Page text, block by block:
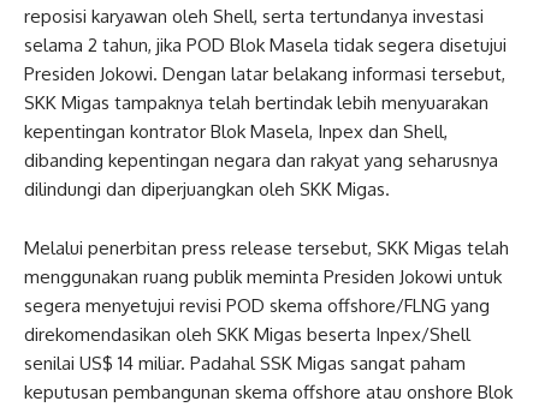
reposisi karyawan oleh Shell, serta tertundanya investasi
selama 2 tahun, jika POD Blok Masela tidak segera disetujui
Presiden Jokowi. Dengan latar belakang informasi tersebut,
SKK Migas tampaknya telah bertindak lebih menyuarakan
kepentingan kontrator Blok Masela, Inpex dan Shell,
dibanding kepentingan negara dan rakyat yang seharusnya
dilindungi dan diperjuangkan oleh SKK Migas.
Melalui penerbitan press release tersebut, SKK Migas telah
menggunakan ruang publik meminta Presiden Jokowi untuk
segera menyetujui revisi POD skema offshore/FLNG yang
direkomendasikan oleh SKK Migas beserta Inpex/Shell
senilai US$ 14 miliar. Padahal SSK Migas sangat paham
keputusan pembangunan skema offshore atau onshore Blok